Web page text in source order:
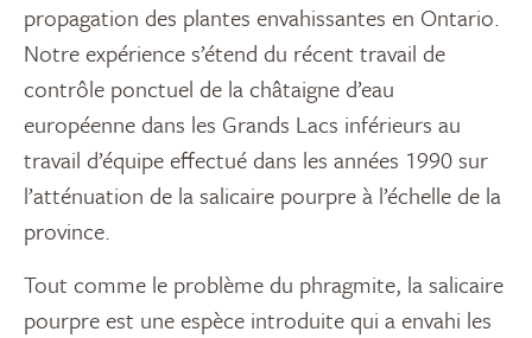
propagation des plantes envahissantes en Ontario.
Notre expérience s’étend du récent travail de
contrôle ponctuel de la châtaigne d’eau
européenne dans les Grands Lacs inférieurs au
travail d’équipe effectué dans les années 1990 sur
l’atténuation de la salicaire pourpre à l’échelle de la
province.
Tout comme le problème du phragmite, la salicaire
pourpre est une espèce introduite qui a envahi les